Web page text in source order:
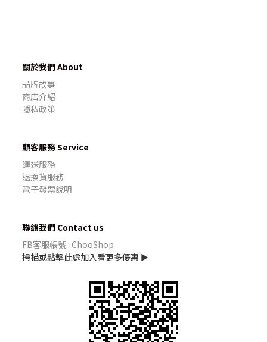
關於我們 About
品牌故事
商店介紹
隱私政策
顧客服務 Service
運送服務
退換貨服務
電子發票說明
聯絡我們 Contact us
FB客服帳號 : ChooShop
掃描或點擊此處加入看更多優惠 ►